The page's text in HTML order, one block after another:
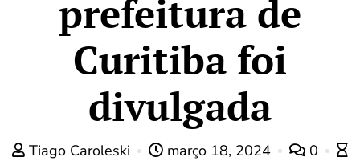
prefeitura de
Curitiba foi
divulgada
Tiago Caroleski março 18, 2024
0